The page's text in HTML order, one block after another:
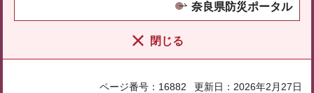
奈良県防災ポータル
閉じる
ページ番号：16882 更新日：2026年2月27日